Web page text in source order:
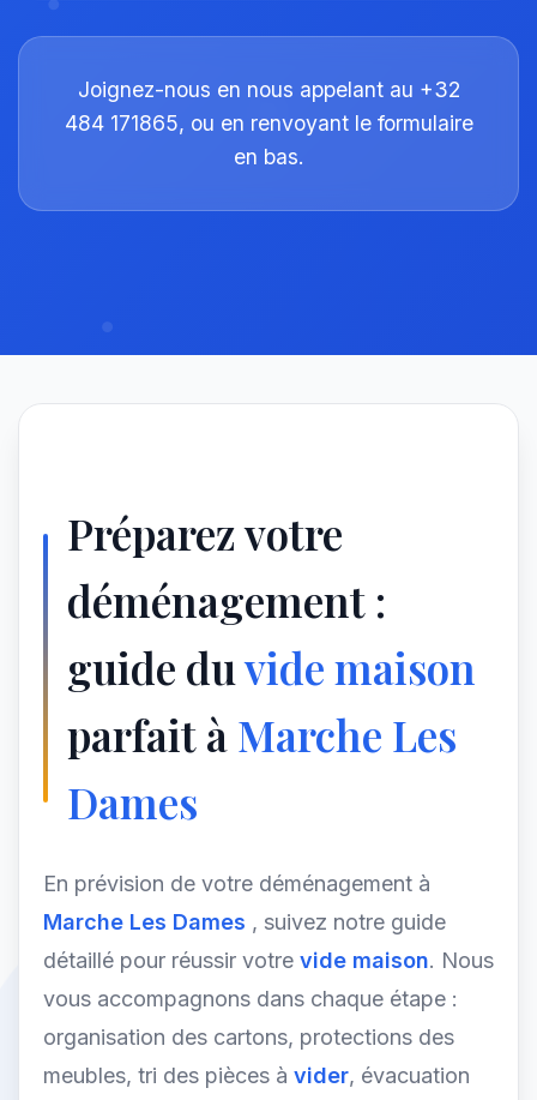
Joignez-nous en nous appelant au +32
484 171865, ou en renvoyant le formulaire
en bas.
Préparez votre
déménagement :
guide duvide maison
parfait àMarche Les
Dames
En prévision de votre déménagement à
Marche Les Dames , suivez notre guide
détaillé pour réussir votre vide maison. Nous
vous accompagnons dans chaque étape :
organisation des cartons, protections des
meubles, tri des pièces à vider, évacuation